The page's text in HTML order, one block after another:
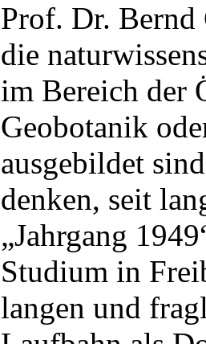
Prof. Dr. Bernd
die
im Bereich der
Geobotanik
ausgebildet
denken, seit
„Jahrgang
Studium in
langen und